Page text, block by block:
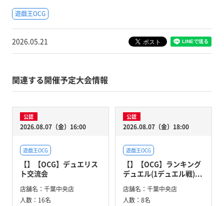
遊戯王OCG
2026.05.21
関連する開催予定大会情報
公認
2026.08.07（金）16:00
遊戯王OCG
【】【OCG】デュエリス
ト交流会
店舗名： 千葉中央店
人数： 16名
公認
2026.08.07（金）18:00
遊戯王OCG
【】【OCG】ランキング
デュエル(1デュエル戦)...
店舗名： 千葉中央店
人数： 8名